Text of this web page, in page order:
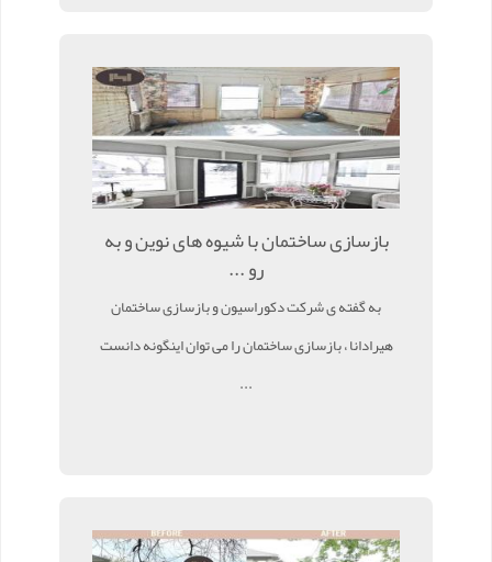
بازسازی ساختمان با شیوه های نوین و به
رو ...
به گفته ی شرکت دکوراسیون و بازسازی ساختمان
هیرادانا ، بازسازی ساختمان را می توان اینگونه دانست
...